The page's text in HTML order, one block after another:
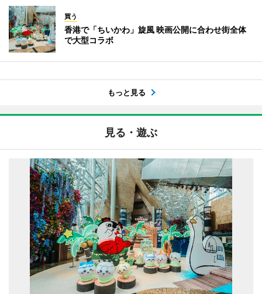
買う
香港で「ちいかわ」旋風 映画公開に合わせ街全体
で大型コラボ
もっと見る
見る・遊ぶ